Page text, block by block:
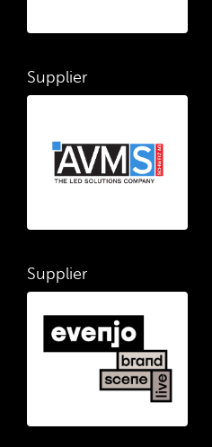
Supplier
Supplier